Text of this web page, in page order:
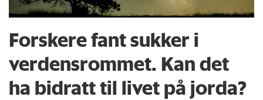
Forskere fant sukker i
verdensrommet. Kan det
ha bidratt til livet på jorda?